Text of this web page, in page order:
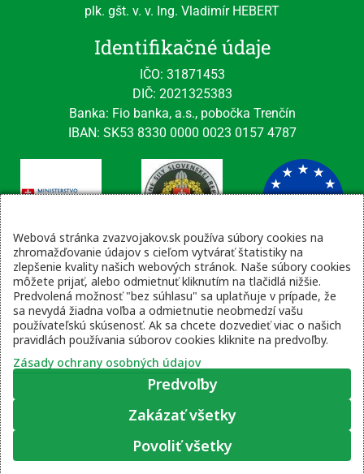
plk. gšt. v. v. Ing. Vladimír HEBERT
Identifikačné údaje
IČO: 31871453
DIČ: 2021325383
Banka: Fio banka, a.s., pobočka Trenčín
IBAN: SK53 8330 0000 0023 0157 4787
Kontaktné údaje
email: tajomnik@zvsr.sk
telefón: 0908535335
vojenská linka: 0960 333 818
Zásady ochrany osobných údajov
© 2022 – 2026 Zväz vojakov SR, web stránku pripravil
Webová stránka zvazvojakov.sk používa súbory cookies na
zhromažďovanie údajov s cieľom vytvárať štatistiky na
zlepšenie kvality našich webových stránok. Naše súbory cookies
môžete prijať, alebo odmietnuť kliknutím na tlačidlá nižšie.
Predvolená možnosť "bez súhlasu" sa uplatňuje v prípade, že
sa nevydá žiadna voľba a odmietnutie neobmedzí vašu
používateľskú skúsenosť. Ak sa chcete dozvedieť viac o našich
pravidlách používania súborov cookies kliknite na predvoľby.
Zásady ochrany osobných údajov
Predvoľby
Zakázať všetky
Povoliť všetky